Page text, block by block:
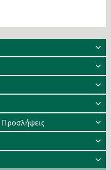
Προσλήψεις